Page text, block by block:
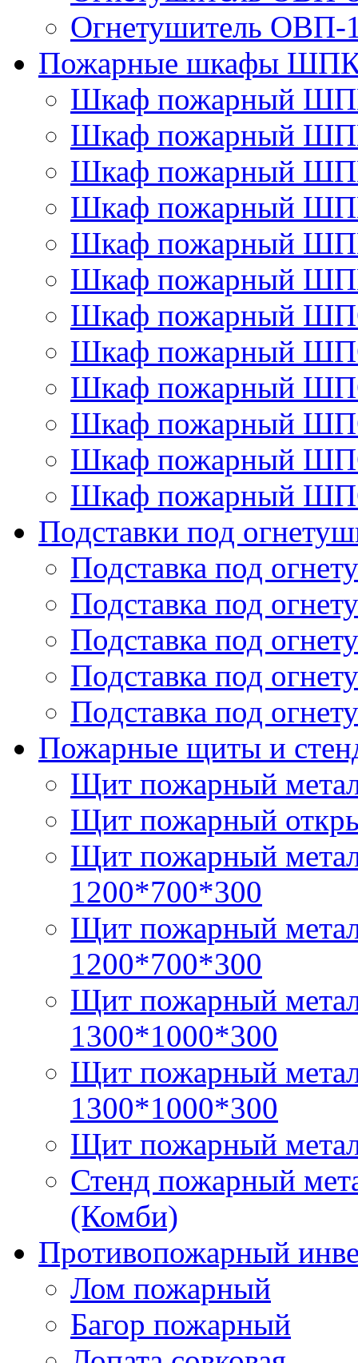
Огнетушитель ОВП-
Пожарные шкафы
Шкаф пожарный
Шкаф пожарный
Шкаф пожарный
Шкаф пожарный
Шкаф пожарный
Шкаф пожарный
Шкаф пожарный
Шкаф пожарный
Шкаф пожарный
Шкаф пожарный
Шкаф пожарный
Шкаф пожарный
Подставки под
Подставка под
Подставка под
Подставка под
Подставка под
Подставка под
Пожарные щиты и
Щит пожарный
Щит пожарный
Щит пожарный
1200*700*300
Щит пожарный
1200*700*300
Щит пожарный
1300*1000*300
Щит пожарный
1300*1000*300
Щит пожарный
Стенд пожарный
(Комби)
Противопожарный
Лом пожарный
Багор пожарный